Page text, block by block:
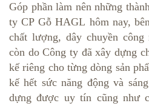
Góp phần làm nên những
ty CP Gỗ HAGL hôm nay,
chất lượng, dây chuyền
còn do Công ty đã xây dựng
kế riêng cho từng dòng sản
kế hết sức năng động và
dựng được uy tín cũng như